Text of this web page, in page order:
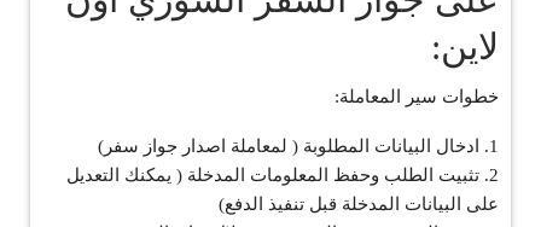
لاين:
خطوات سير المعاملة:
1. ادخال البيانات المطلوبة ( لمعاملة اصدار جواز سفر)
2. تثبيت الطلب وحفظ المعلومات المدخلة ( يمكنك التعديل
على البيانات المدخلة قبل تنفيذ الدفع)